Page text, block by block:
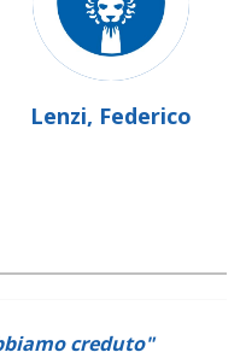
Lenzi, Federico
creduto"